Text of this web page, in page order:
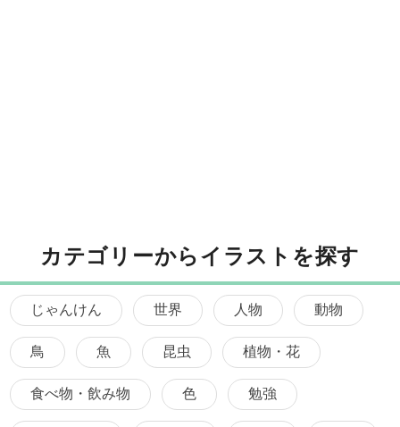
カテゴリーからイラストを探す
じゃんけん 世界 人物 動物
鳥 魚 昆虫 植物・花
食べ物・飲み物 色 勉強